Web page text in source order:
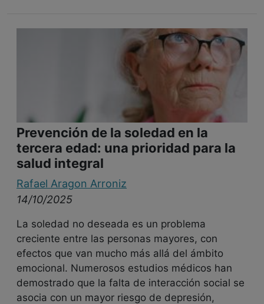
Prevención de la soledad en la
tercera edad: una prioridad para la
salud integral
Rafael Aragon Arroniz
14/10/2025
La soledad no deseada es un problema
creciente entre las personas mayores, con
efectos que van mucho más allá del ámbito
emocional. Numerosos estudios médicos han
demostrado que la falta de interacción social se
asocia con un mayor riesgo de depresión,